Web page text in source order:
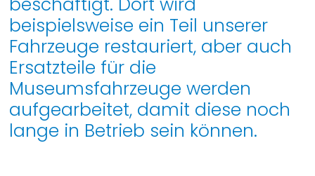
beispielsweise ein Teil unserer
Fahrzeuge restauriert, aber auch
Ersatzteile für die
Museumsfahrzeuge werden
aufgearbeitet, damit diese noch
lange in Betrieb sein können.